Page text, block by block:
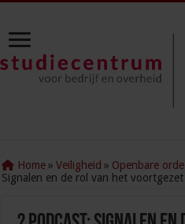
Home » Veiligheid » Openbare
Signalen en de rol van het